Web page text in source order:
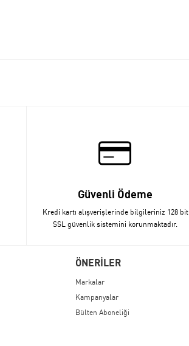
Güvenli Ödeme
Kredi kartı alışverişlerinde bilgileriniz 128 bit
SSL güvenlik sistemini korunmaktadır.
ÖNERİLER
Markalar
Kampanyalar
Bülten Aboneliği